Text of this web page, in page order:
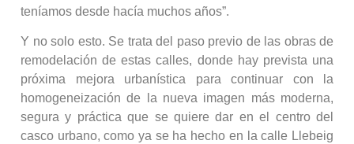
teníamos desde hacía muchos años”.
Y no solo esto. Se trata del paso previo de las obras de
remodelación de estas calles, donde hay prevista una
próxima mejora urbanística para continuar con la
homogeneización de la nueva imagen más moderna,
segura y práctica que se quiere dar en el centro del
casco urbano, como ya se ha hecho en la calle Llebeig